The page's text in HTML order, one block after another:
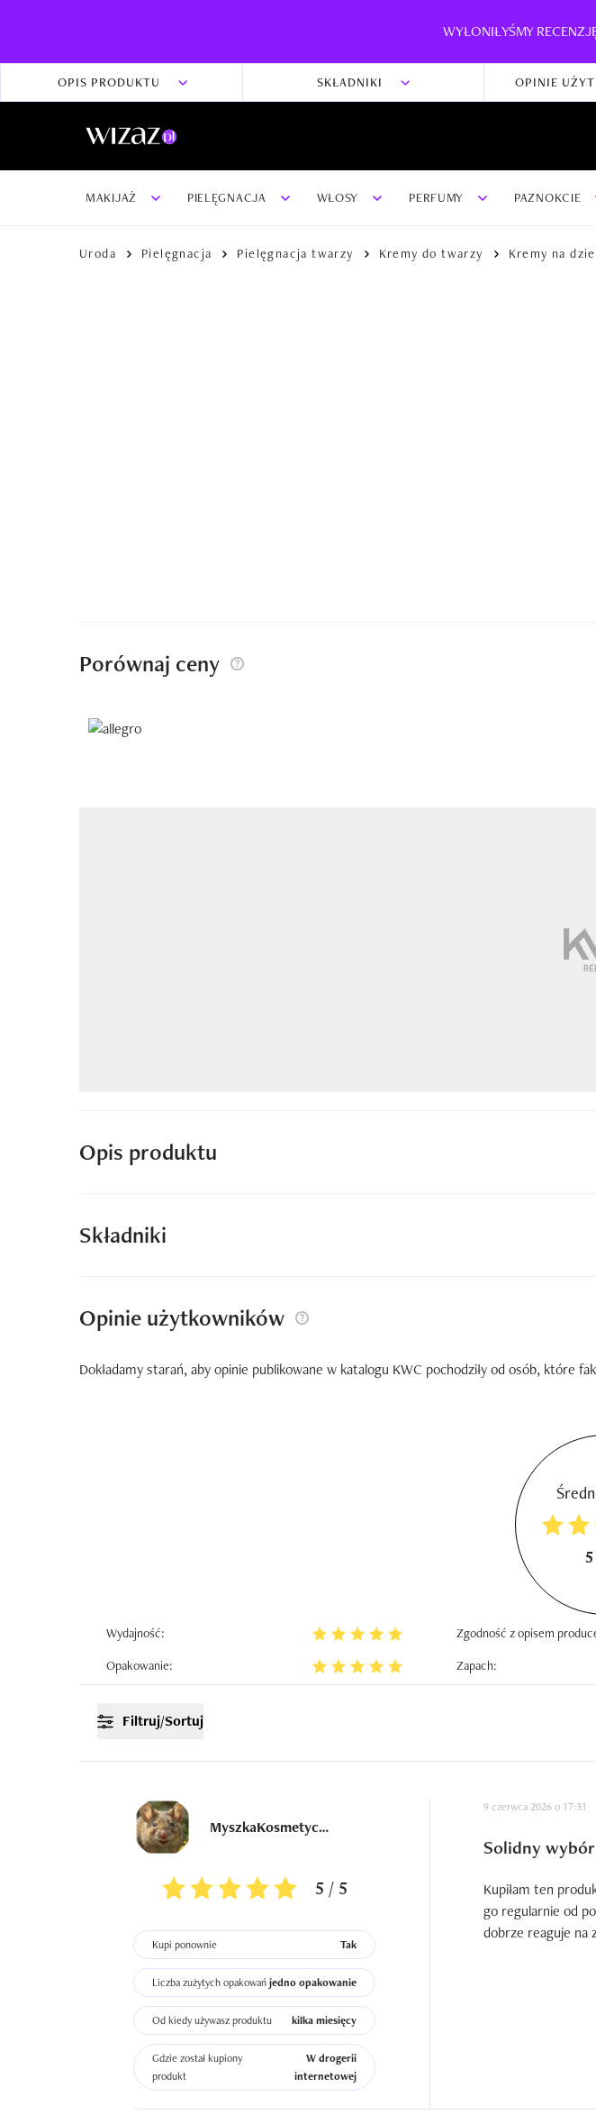
WYŁONIŁYŚMY
OPIS PRODUKTU SKŁADNIKI OPINIE
MAKIJAŻ PIELĘGNACJA WŁOSY PERFUMY PAZNOKCIE
Uroda Pielęgnacja Pielęgnacja twarzy Kremy do twarzy Kremy na
Porównaj ceny
Opis produktu
Składniki
Opinie użytkowników
Dokładamy starań, aby opinie publikowane w katalogu KWC pochodziły od osób, które
Wydajność: Zgodność z opisem
Opakowanie:
Zapach:
Filtruj/Sortuj
MyszkaKosmetyczka
5 / 5
Kupi ponownie Tak
Liczba zużytych opakowań jedno opakowanie
Od kiedy używasz produktu kilka miesięcy
Gdzie został kupiony
produkt
W drogerii
internetowej
9 czerwca 2026 o 17:31
Solidny wybór
Kupiłam ten
go regularnie od
dobrze reaguje na